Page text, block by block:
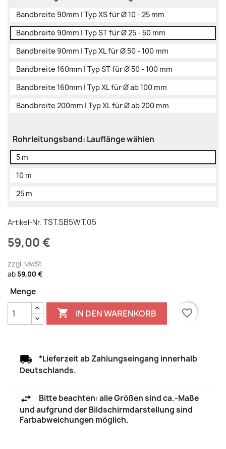
Bandbreite 90mm | Typ XS für Ø 10 - 25 mm
Bandbreite 90mm | Typ ST für Ø 25 - 50 mm
Bandbreite 90mm | Typ XL für Ø 50 - 100 mm
Bandbreite 160mm | Typ ST für Ø 50 - 100 mm
Bandbreite 160mm | Typ XL für Ø ab 100 mm
Bandbreite 200mm | Typ XL für Ø ab 200 mm
Rohrleitungsband: Lauflänge wählen
5 m
10 m
25 m
Artikel-Nr. TST.SB5WT.05
59,00 €
zzgl. MwSt.
ab59,00 €
Menge
 IN DEN WARENKORB favorite_border
*Lieferzeit ab Zahlungseingang innerhalb
Deutschlands.
Bitte beachten: alle Größen sind ca.-Maße
und aufgrund der Bildschirmdarstellung sind
Farbabweichungen möglich.